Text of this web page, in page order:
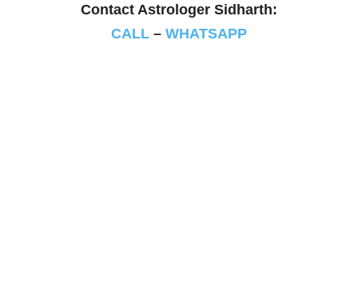
Contact Astrologer Sidharth:
CALL – WHATSAPP